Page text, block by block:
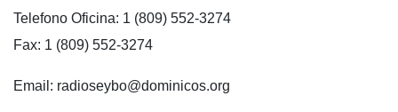
Telefono Oficina: 1 (809) 552-3274
Fax: 1 (809) 552-3274
Email: radioseybo@dominicos.org